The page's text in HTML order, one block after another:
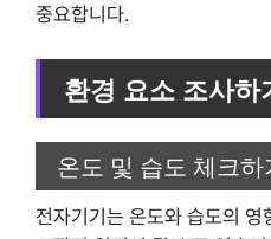
중요합니다.
환경 요소 조사하
온도 및 습도 체크하
전자기기는 온도와 습도의 영